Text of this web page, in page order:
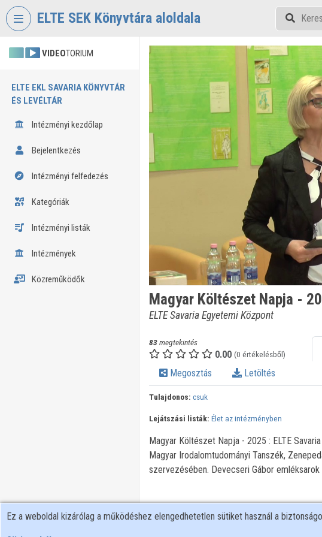
Fejléc kihagyása
ELTE SEK Könyvtára aloldala
VIDEOTORIUM
ELTE EKL SAVARIA KÖNYVTÁR
ÉS LEVÉLTÁR
Intézményi kezdőlap
Bejelentkezés
Intézményi felfedezés
Kategóriák
Intézményi listák
Intézmények
Közreműködők
Magyar Költészet Napja -
ELTE Savaria Egyetemi Központ
83megtekintés
0.00 (0 értékelésből)
Megosztás Letöltés
Tulajdonos: csuk
Lejátszási listák: Élet az intézményben
Magyar Költészet Napja - 2025 : ELTE
Magyar Irodalomtudományi Tanszék,
szervezésében. Devecseri Gábor emléksarok
Ez a weboldal kizárólag a működéshez elengedhetetlen sütiket használ a